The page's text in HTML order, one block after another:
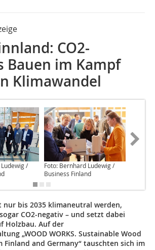
CO2-
Bauen im Kampf
Klimawandel
/
Foto: Bernhard Ludewig /
Business Finland
nur bis 2035 klimaneutral werden,
CO2-negativ – und setzt dabei
Holzbau. Auf der
„WOOD WORKS. Sustainable Wood
and Germany“ tauschten sich im